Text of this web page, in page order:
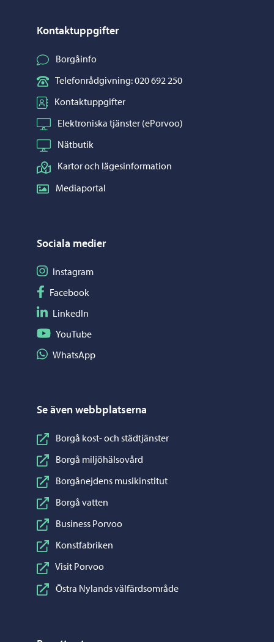
Kontaktuppgifter
Borgåinfo
Telefonrådgivning: 020 692 250
Kontaktuppgifter
Elektroniska tjänster (ePorvoo)
Nätbutik
Kartor och lägesinformation
Mediaportal
Sociala medier
Följ på Instagram
Instagram
Följ på Facebook
Facebook
Följ på LinkedIn
LinkedIn
Följ på YouTube
YouTube
Dela på WhatsApp
WhatsApp
Se även webbplatserna
Borgå kost- och städtjänster
Borgå miljöhälsovård
Borgånejdens musikinstitut
Borgå vatten
Business Porvoo
Konstfabriken
Visit Porvoo
Östra Nylands välfärdsområde